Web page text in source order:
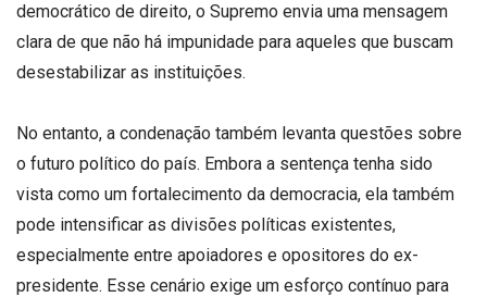
democrático de direito, o Supremo envia uma mensagem
clara de que não há impunidade para aqueles que buscam
desestabilizar as instituições.
No entanto, a condenação também levanta questões sobre
o futuro político do país. Embora a sentença tenha sido
vista como um fortalecimento da democracia, ela também
pode intensificar as divisões políticas existentes,
especialmente entre apoiadores e opositores do ex-
presidente. Esse cenário exige um esforço contínuo para